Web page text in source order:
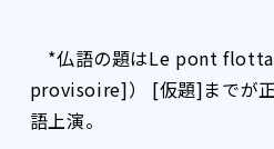
*仏語の題はLe pont
provisoire]） [仮題]までが
語上演。